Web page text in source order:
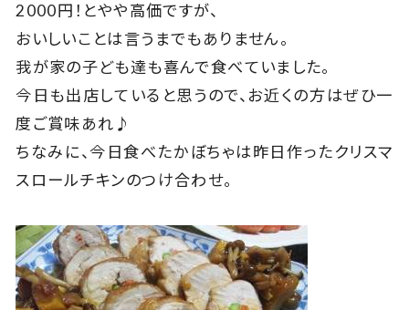
2000円！とやや高価ですが、
おいしいことは言うまでもありません。
我が家の子ども達も喜んで食べていました。
今日も出店していると思うので、お近くの方はぜひ一
度ご賞味あれ♪
ちなみに、今日食べたかぼちゃは昨日作ったクリスマ
スロールチキンのつけ合わせ。